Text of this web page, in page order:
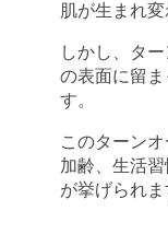
肌が生まれ変
しかし、タ
の表面に留
す。
このターン
加齢、生活
が挙げられま